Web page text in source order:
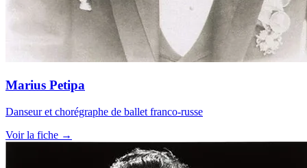
Marius Petipa
Danseur et chorégraphe de ballet franco-russe
Voir la fiche →